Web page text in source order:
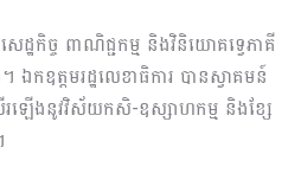
ព័ត៌មាន​
ឋកិច្ច ពាណិជ្ជកម្ម និងវិនិយោគទ្វេភាគី
កឧត្តមរដ្ឋលេខាធិការ បានស្វាគមន៍
រឡើងនូវវិស័យកសិ-ឧស្សាហកម្ម និងខ្សែ